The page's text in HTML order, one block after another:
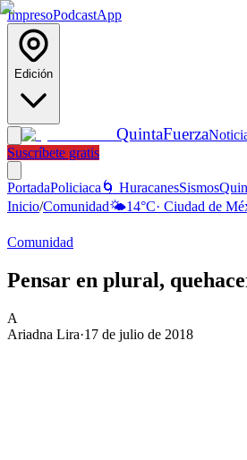
ImpresoPodcastApp
Edición
QuintaFuerza
Suscríbete gratis
PortadaPoliciaca 🌀 HuracanesSismos
Inicio/Comunidad🌤️14°C· Ciudad de
Comunidad
Pensar en plural,
A
Ariadna Lira·17 de julio de 2018